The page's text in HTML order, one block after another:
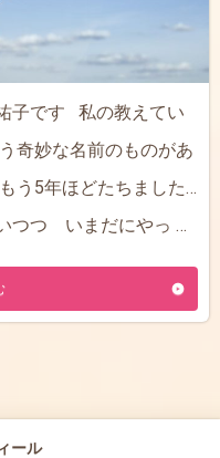
子です 私の教えてい
奇妙な名前のものがあ
う5年ほどたちました…
つつ いまだにやっ …
ール